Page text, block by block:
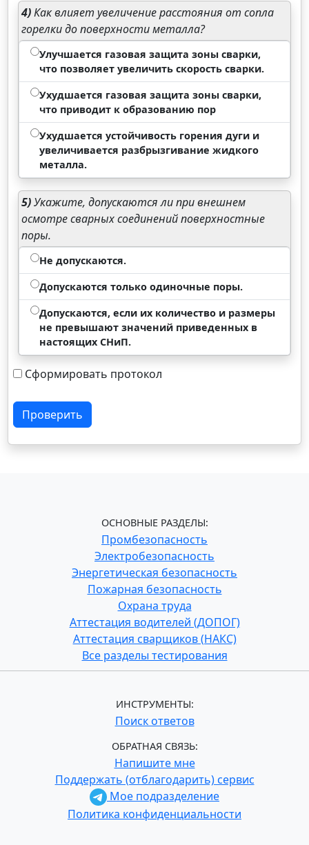
4)Как влияет увеличение расстояния от сопла
горелки до поверхности металла?
Улучшается газовая защита зоны сварки,
что позволяет увеличить скорость сварки.
Ухудшается газовая защита зоны сварки,
что приводит к образованию пор
Ухудшается устойчивость горения дуги и
увеличивается разбрызгивание жидкого
металла.
5)Укажите, допускаются ли при внешнем
осмотре сварных соединений поверхностные
поры.
Не допускаются.
Допускаются только одиночные поры.
Допускаются, если их количество и размеры
не превышают значений приведенных в
настоящих СНиП.
Сформировать протокол
Проверить
ОСНОВНЫЕ РАЗДЕЛЫ:
Промбезопасность
Электробезопасность
Энергетическая безопасность
Пожарная безопасность
Охрана труда
Аттестация водителей (ДОПОГ)
Аттестация сварщиков (НАКС)
Все разделы тестирования
ИНСТРУМЕНТЫ:
Поиск ответов
ОБРАТНАЯ СВЯЗЬ:
Напишите мне
Поддержать (отблагодарить) сервис
Мое подразделение
Политика конфиденциальности